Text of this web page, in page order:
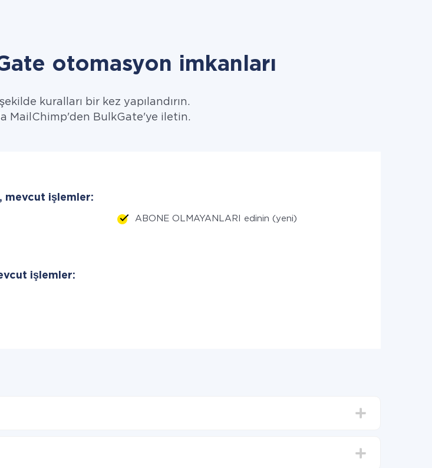
otomasyon imkanları
kuralları bir kez yapılandırın.
MailChimp'den BulkGate'ye iletin.
mevcut işlemler:
ABONE OLMAYANLARI edinin (yeni)
işlemler: